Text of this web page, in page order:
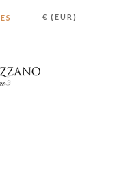
| € (EUR)